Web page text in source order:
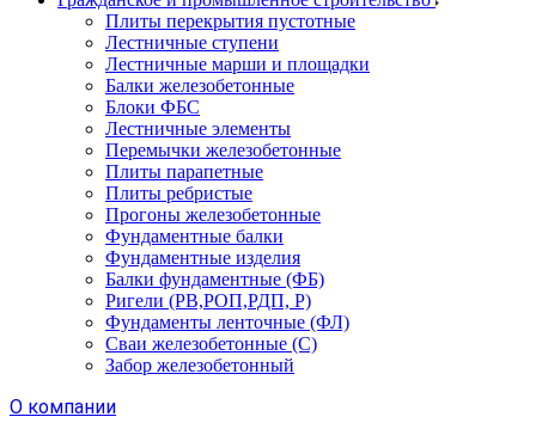
Плиты перекрытия пустотные
Лестничные ступени
Лестничные марши и площадки
Балки железобетонные
Блоки ФБС
Лестничные элементы
Перемычки железобетонные
Плиты парапетные
Плиты ребристые
Прогоны железобетонные
Фундаментные балки
Фундаментные изделия
Балки фундаментные (ФБ)
Ригели (РВ,РОП,РДП, Р)
Фундаменты ленточные (ФЛ)
Сваи железобетонные (С)
Забор железобетонный
О компании